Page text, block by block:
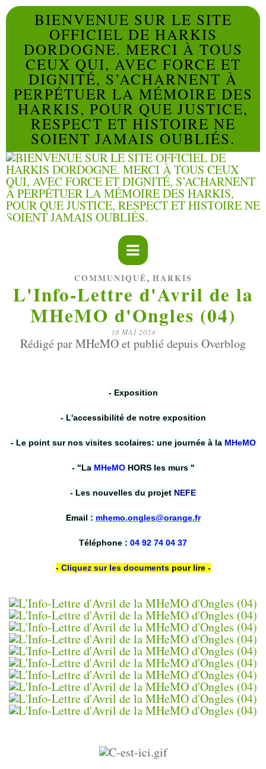
BIENVENUE SUR LE SITE
OFFICIEL DE HARKIS
DORDOGNE. MERCI À TOUS
CEUX QUI, AVEC FORCE ET
DIGNITÉ, S’ACHARNENT À
PERPÉTUER LA MÉMOIRE DES
HARKIS, POUR QUE JUSTICE,
RESPECT ET HISTOIRE NE
SOIENT JAMAIS OUBLIÉS.
COMMUNIQUÉ, HARKIS
L'Info-Lettre d'Avril de la
MHeMO d'Ongles (04)
18 MAI 2024
Rédigé par MHeMO et publié depuis Overblog
- Exposition
- L'accessibilité de notre exposition
- Le point sur nos visites scolaires: une journée à la MHeMO
- "La MHeMOHORS les murs "
- Les nouvelles du projet NEFE
Email : mhemo.ongles@orange.fr
Téléphone : 04 92 74 04 37
- Cliquez sur les documents pour lire -